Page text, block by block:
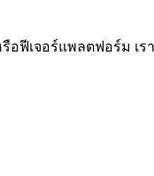
อฟีเจอร์แพลตฟอร์ม